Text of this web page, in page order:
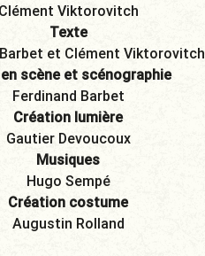
Clément Viktorovitch
Texte
et Clément Viktorovitch
scène et scénographie
Ferdinand Barbet
Création lumière
Gautier Devoucoux
Musiques
Hugo Sempé
Création costume
Augustin Rolland